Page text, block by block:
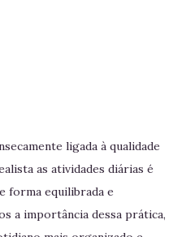
ligada à qualidade
as atividades diárias é
forma equilibrada e
a importância dessa prática,